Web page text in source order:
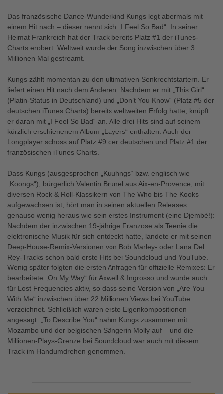
Das französische Dance-Wunderkind Kungs legt abermals mit
einem Hit nach – dieser nennt sich „I Feel So Bad“. In seiner
Heimat Frankreich hat der Track bereits Platz #1 der iTunes-
Charts erobert. Weltweit wurde der Song inzwischen über 3
Millionen Mal gestreamt.
Kungs zählt momentan zu den ultimativen Senkrechtstartern. Er
liefert einen Hit nach dem Anderen. Nachdem er mit „This Girl“
(Platin-Status in Deutschland) und „Don’t You Know“ (Platz #5 der
deutschen iTunes Charts) bereits weltweiten Erfolg hatte, knüpft
er daran mit „I Feel So Bad“ an. Alle drei Hits sind auf seinem
kürzlich erschienenem Album „Layers“ enthalten. Auch der
Longplayer schoss auf Platz #9 der deutschen und Platz #1 der
französischen iTunes Charts.
Dass Kungs (ausgesprochen „Kuuhngs“ bzw. englisch wie
„Koongs“), bürgerlich Valentin Brunel aus Aix-en-Provence, mit
diversen Rock & Roll-Klassikern von The Who bis The Kooks
aufgewachsen ist, hört man in seinen aktuellen Releases
genauso wenig heraus wie sein erstes Instrument (eine Djembé!):
Nachdem der inzwischen 19-jährige Franzose als Teenie die
elektronische Musik für sich entdeckt hatte, landete er mit seinen
Deep-House-Remix-Versionen von Bob Marley- oder Lana Del
Rey-Tracks schon bald erste Hits bei Soundcloud und YouTube.
Wenig später folgten die ersten Anfragen für offizielle Remixes: Er
bearbeitete „On My Way“ für Axwell & Ingrosso und wurde auch
für Lost Frequencies aktiv, so dass seine Version von „Are You
With Me“ inzwischen über 22 Millionen Views bei YouTube
verzeichnet. Schließlich waren erste Eigenkompositionen
angesagt: „To Describe You“ nahm Kungs zusammen mit
Mozambo und der belgischen Sängerin Molly auf – und die
Millionen-Plays-Grenze bei Soundcloud war auch mit diesem
Track im Handumdrehen genommen.